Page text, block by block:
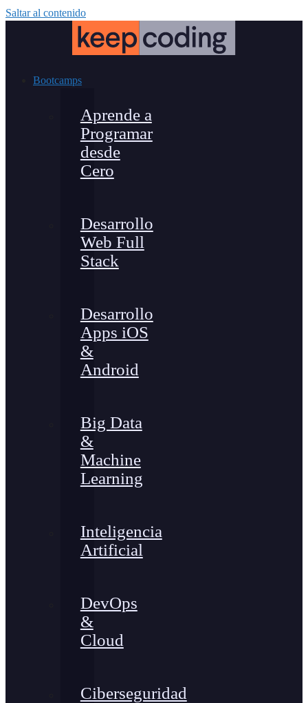
Saltar al contenido
Bootcamps
Aprende a
Programar
desde
Cero
Desarrollo
Web Full
Stack
Desarrollo
Apps iOS
&
Android
Big Data
&
Machine
Learning
Inteligencia
Artificial
DevOps
&
Cloud
Ciberseguridad